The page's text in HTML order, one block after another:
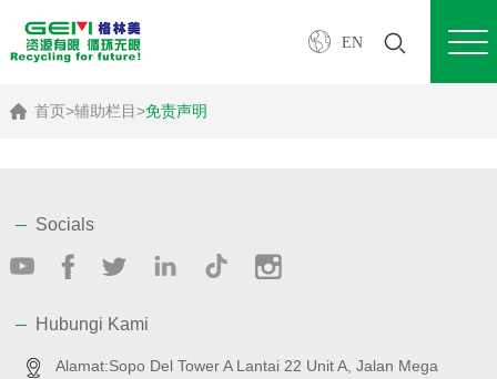
EN
首页>辅助栏目>免责声明
Socials
Hubungi Kami
Alamat:Sopo Del Tower A Lantai 22 Unit A, Jalan Mega